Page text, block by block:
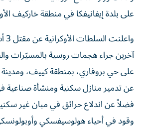
على بلدة إيفانيفكا ​في منطقة ‌خاركيف
آخرين جراء هجمات روسية بالمسيّرات
على حي بروفاري، بمنطقة كييف،
عن تدمير منازل سكنية ومنشأة صناعية
فضلاً عن اندلاع حرائق في مبان غير
وقود في أحياء هولوسيفسكي